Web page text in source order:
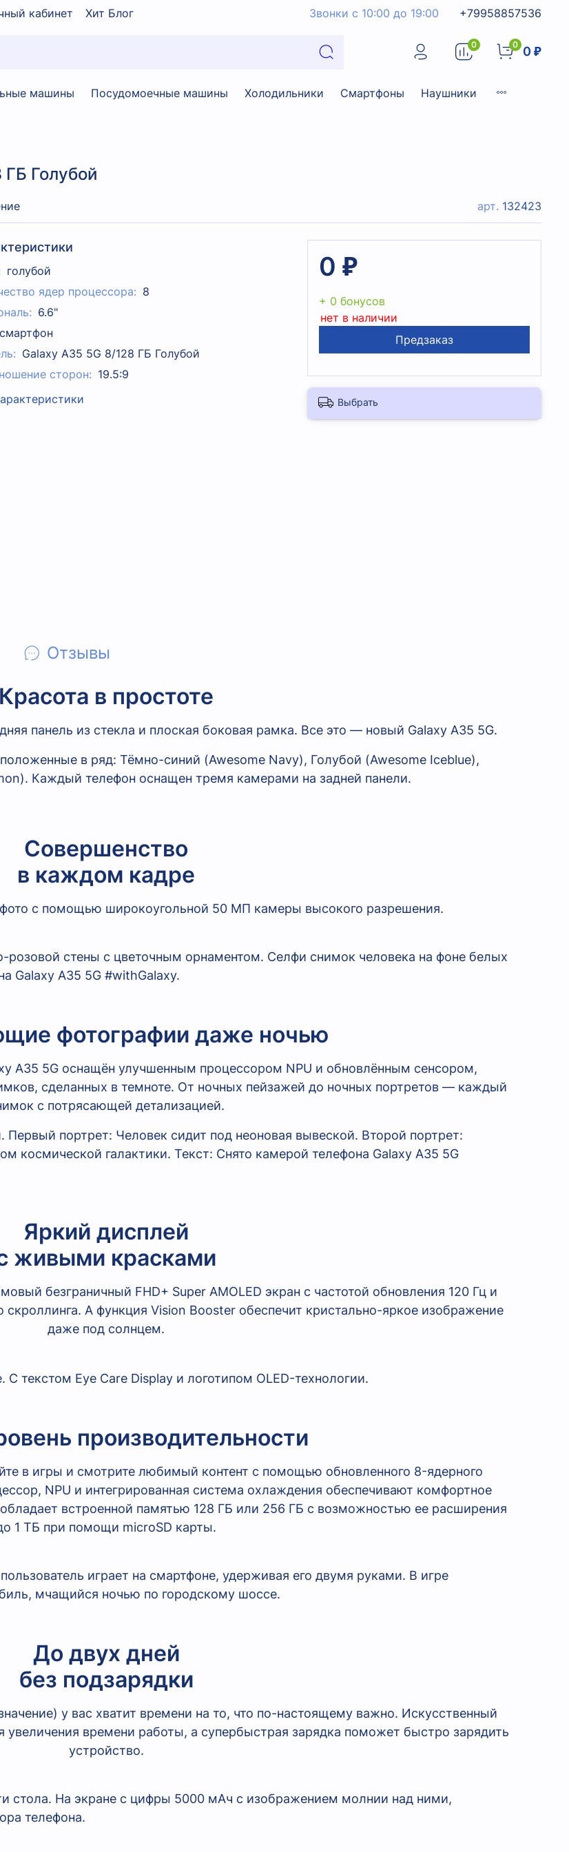
кабинет Хит Блог Звонки с 10:00 до 19:00 +79958857536
0 0 0 ₽
машины Посудомоечные машины Холодильники Смартфоны Наушники
Голубой
арт. 132423
голубой
ядер процессора: 8
6.6"
смартфон
Galaxy A35 5G 8/128 ГБ Голубой
сторон: 19.5:9
0 ₽
+ 0 бонусов
нет в наличии
Предзаказ
Выбрать
Отзывы
Красота в простоте
панель из стекла и плоская боковая рамка. Все это — новый Galaxy A35 5G.
Совершенство
в каждом кадре
с помощью широкоугольной 50 МП камеры высокого разрешения.
фотографии даже ночью
A35 5G оснащён улучшенным процессором NPU и обновлённым сенсором,
сделанных в темноте. От ночных пейзажей до ночных портретов — каждый
с потрясающей детализацией.
Яркий дисплей
живыми красками
безграничный FHD+ Super AMOLED экран с частотой обновления 120 Гц и
А функция Vision Booster обеспечит кристально-яркое изображение
даже под солнцем.
производительности
в игры и смотрите любимый контент с помощью обновленного 8-ядерного
NPU и интегрированная система охлаждения обеспечивают комфортное
встроенной памятью 128 ГБ или 256 ГБ с возможностью ее расширения
1 ТБ при помощи microSD карты.
До двух дней
без подзарядки
у вас хватит времени на то, что по-настоящему важно. Искусственный
увеличения времени работы, а супербыстрая зарядка поможет быстро зарядить
устройство.